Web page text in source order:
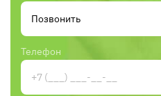
Телефон